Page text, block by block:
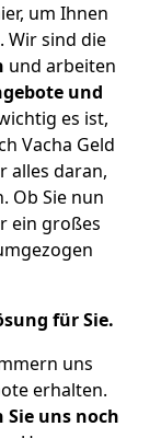
um Ihnen
Wir sind die
und arbeiten
und
es ist,
Vacha Geld
alles daran,
Ob Sie nun
ein großes
für Sie.
uns
erhalten.
uns noch